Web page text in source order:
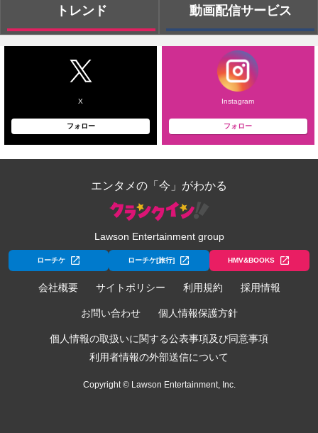
トレンド 動画配信サービス
X
フォロー
Instagram
フォロー
エンタメの「今」がわかる
Lawson Entertainment group
ローチケ ローチケ[旅行] HMV&BOOKS
会社概要 サイトポリシー 利用規約 採用情報
お問い合わせ 個人情報保護方針
個人情報の取扱いに関する公表事項及び同意事項
利用者情報の外部送信について
Copyright © Lawson Entertainment, Inc.